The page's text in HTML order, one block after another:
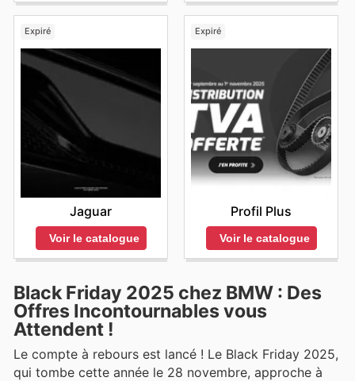
Expiré
Jaguar
Voir le catalogue
Expiré
Profil Plus
Voir le catalogue
Black Friday 2025 chez BMW : Des
Offres Incontournables vous
Attendent !
Le compte à rebours est lancé ! Le Black Friday 2025,
qui tombe cette année le 28 novembre, approche à